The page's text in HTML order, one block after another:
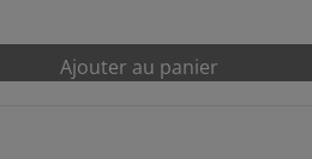
Ajouter au panier